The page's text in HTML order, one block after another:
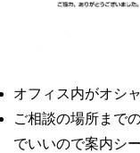
オフィス内がオシ
ご相談の場所まで
でいいので案内シ